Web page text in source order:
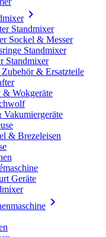

Standmixer
Sockel & Messer
Standmixer
Standmixer
Zubehör & Ersatzteile
& Wokgeräte
& Brezeleisen
Geräte
